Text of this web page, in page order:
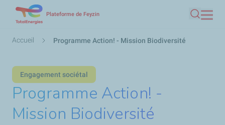
contenu
Plateforme de Feyzin
Fil
Accueil Programme Action! - Mission Biodiversité
Engagement sociétal
Programme Action! -
Mission Biodiversité